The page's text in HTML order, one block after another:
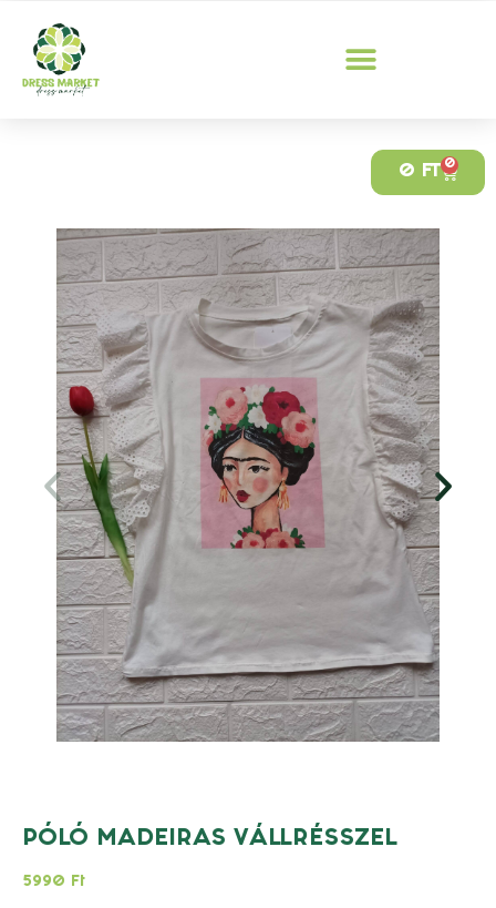
0 FT
0
PÓLÓ MADEIRAS VÁLLRÉSSZEL
5990 Ft